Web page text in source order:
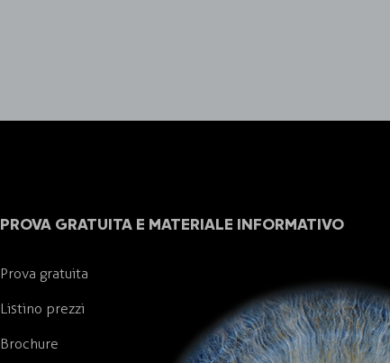
PROVA GRATUITA E MATERIALE INFORMATIVO
Prova gratuita
Listino prezzi
Brochure